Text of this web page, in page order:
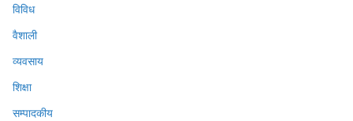
विविध
वैशाली
व्यवसाय
शिक्षा
सम्पादकीय